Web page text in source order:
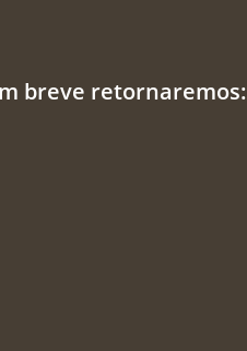
breve retornaremos: